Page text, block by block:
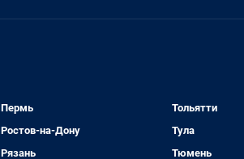
Пермь
Ростов-на-Дону
Рязань
Тольятти
Тула
Тюмень